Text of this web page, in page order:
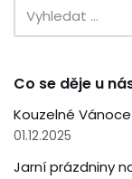
Co se děje u
Kouzelné Vánoce
01.12.2025
Jarní prázdniny